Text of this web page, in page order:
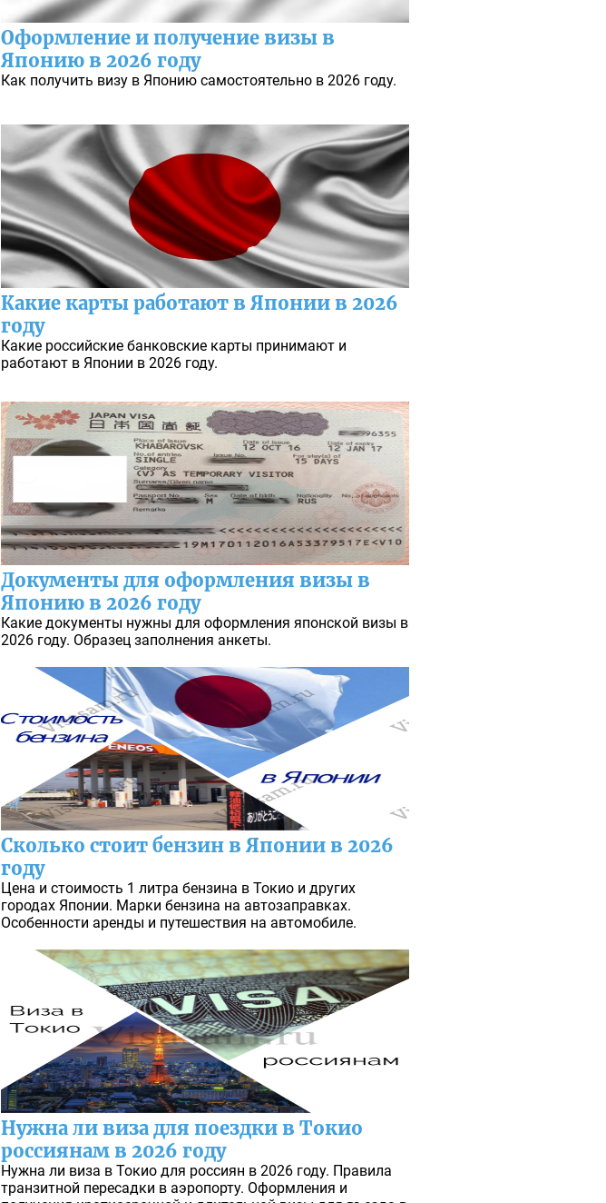
Оформление и получение визы в
Японию в 2026 году
Как получить визу в Японию самостоятельно в 2026 году.
Какие карты работают в Японии в 2026
году
Какие российские банковские карты принимают и
работают в Японии в 2026 году.
Документы для оформления визы в
Японию в 2026 году
Какие документы нужны для оформления японской визы в
2026 году. Образец заполнения анкеты.
Сколько стоит бензин в Японии в 2026
году
Цена и стоимость 1 литра бензина в Токио и других
городах Японии. Марки бензина на автозаправках.
Особенности аренды и путешествия на автомобиле.
Нужна ли виза для поездки в Токио
россиянам в 2026 году
Нужна ли виза в Токио для россиян в 2026 году. Правила
транзитной пересадки в аэропорту. Оформления и